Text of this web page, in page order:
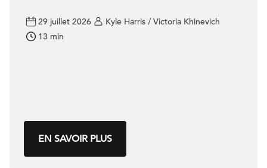
29 juillet 2026
Kyle Harris / Victoria Khinevich
13 min
EN SAVOIR PLUS